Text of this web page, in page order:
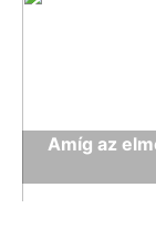
Amíg az